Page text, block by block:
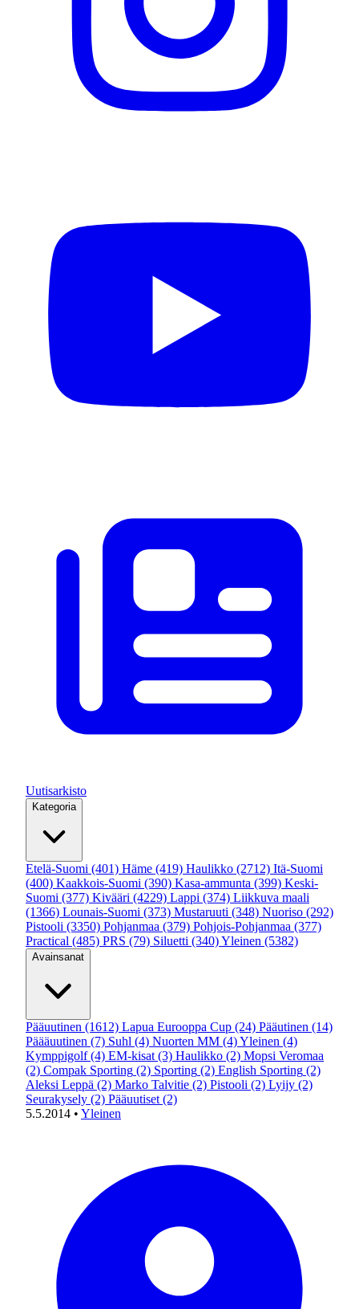
Uutisarkisto
Kategoria
Etelä-Suomi (401) Häme (419) Haulikko (2712) Itä-Suomi
(400) Kaakkois-Suomi (390) Kasa-ammunta (399) Keski-
Suomi (377) Kivääri (4229) Lappi (374) Liikkuva maali
(1366) Lounais-Suomi (373) Mustaruuti (348) Nuoriso (292)
Pistooli (3350) Pohjanmaa (379) Pohjois-Pohjanmaa (377)
Practical (485) PRS (79) Siluetti (340)Yleinen (5382)
Avainsanat
Pääuutinen (1612) Lapua Eurooppa Cup (24) Pääutinen (14)
Päääuutinen (7) Suhl (4) Nuorten MM (4)Yleinen (4)
Kymppigolf (4) EM-kisat (3) Haulikko (2) Mopsi Veromaa
(2) Compak Sporting (2) Sporting (2) English Sporting (2)
Aleksi Leppä (2) Marko Talvitie (2) Pistooli (2) Lyijy (2)
Seurakysely (2) Pääuutiset (2)
5.5.2014 • Yleinen